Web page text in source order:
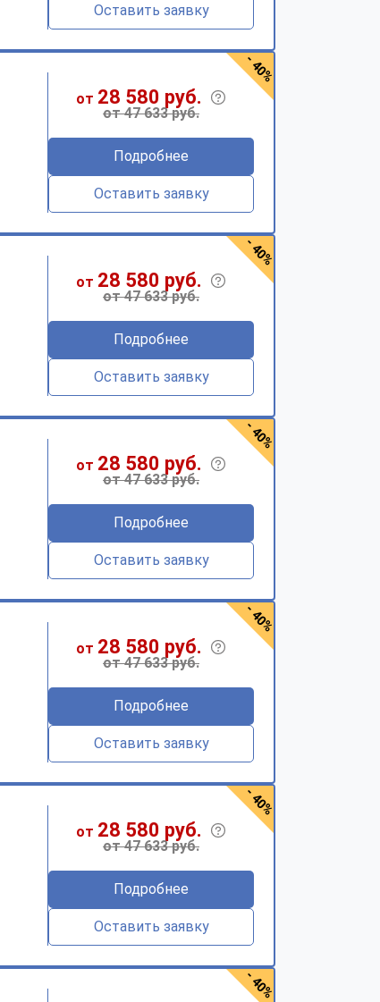
Оставить заявку
от 28 580 руб.
от 47 633 руб.
Подробнее
Оставить заявку
- 40%
от 28 580 руб.
от 47 633 руб.
Подробнее
Оставить заявку
- 40%
от 28 580 руб.
от 47 633 руб.
Подробнее
Оставить заявку
- 40%
от 28 580 руб.
от 47 633 руб.
Подробнее
Оставить заявку
- 40%
от 28 580 руб.
от 47 633 руб.
Подробнее
Оставить заявку
- 40%
- 40%